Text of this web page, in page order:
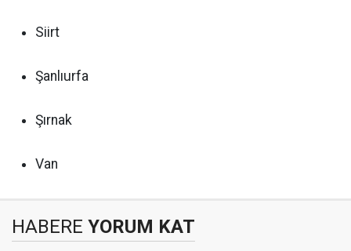
Siirt
Şanlıurfa
Şırnak
Van
HABERE YORUM KAT